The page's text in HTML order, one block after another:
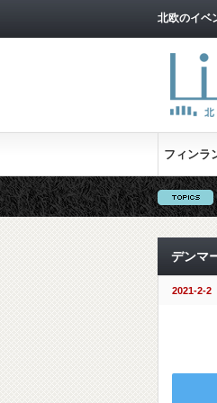
北欧のイベ
フィンラ
デンマ
2021-2-2